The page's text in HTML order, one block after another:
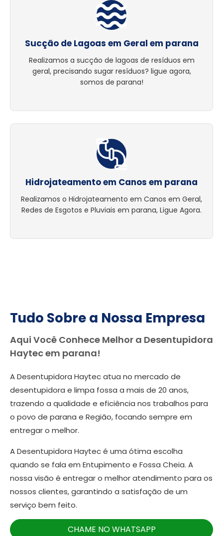
Sucção de Lagoas em Geral em parana
Realizamos a sucção de lagoas de resíduos em
geral, precisando sugar resíduos? ligue agora,
somos de parana!
Hidrojateamento em Canos em parana
Realizamos o Hidrojateamento em Canos em Geral,
Redes de Esgotos e Pluviais em parana, Ligue Agora.
Tudo Sobre a Nossa Empresa
Aqui Você Conhece Melhor a Desentupidora
Haytec em parana!
A Desentupidora Haytec atua no mercado de
desentupidora e limpa fossa a mais de 20 anos,
trazendo a qualidade e eficiência nos trabalhos para
o povo de parana e Região, focando sempre em
entregar o melhor.
A Desentupidora Haytec é uma ótima escolha
quando se fala em Entupimento e Fossa Cheia. A
nossa visão é entregar o melhor atendimento para os
nossos clientes, garantindo a satisfação de um
serviço bem feito.
CHAME NO WHATSAPP